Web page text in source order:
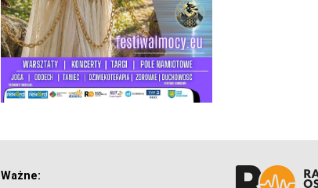
Ważne: